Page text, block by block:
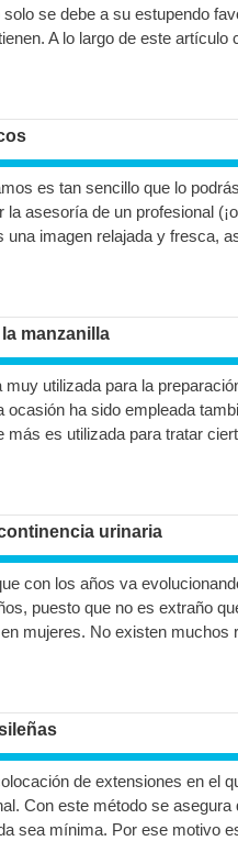
se debe a su estupendo
A lo largo de este
es tan sencillo que lo
asesoría de un profesional
imagen relajada y fresca,
manzanilla
muy utilizada para la
ocasión ha sido empleada
más es utilizada para tratar
urinaria
con los años va
puesto que no es extraño
mujeres. No existen muchos
de extensiones en el
Con este método se
sea mínima. Por ese motivo